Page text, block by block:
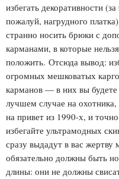
избегать декоративности
пожалуй, нагрудного
странно носить брюки с
карманами, в которые
положить. Отсюда вывод:
огромных мешковатых
карманов — в них вы
лучшем случае на
на привет из 1990-х, и
избегайте ультрамодных
сразу выдадут в вас жертву
обязательно должны быть
длины: они не должны